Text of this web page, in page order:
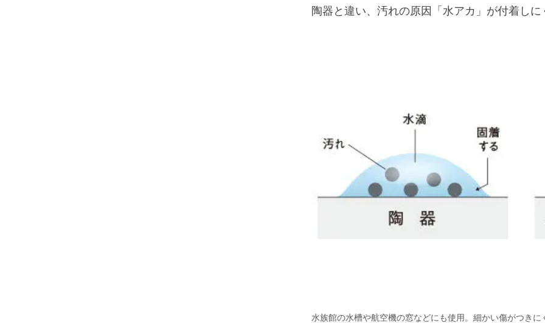
陶器と違い、汚れの原因「水アカ」が付着しに
水族館の水槽や航空機の窓などにも使用。細かい傷がつき